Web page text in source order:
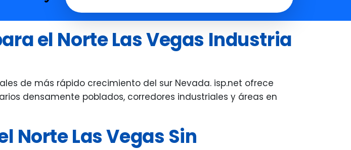
us
doing
was
you call, he'll get you all set up.
everything clearly, and made
the entire system was working
perfectly before he left. His
professionalism, patience, and
We're very grateful for the
experience--thank you, Carl!
el Norte Las Vegas Industria
de más rápido crecimiento del sur Nevada. isp.net ofrece
densamente poblados, corredores industriales y áreas en
Norte Las Vegas Sin